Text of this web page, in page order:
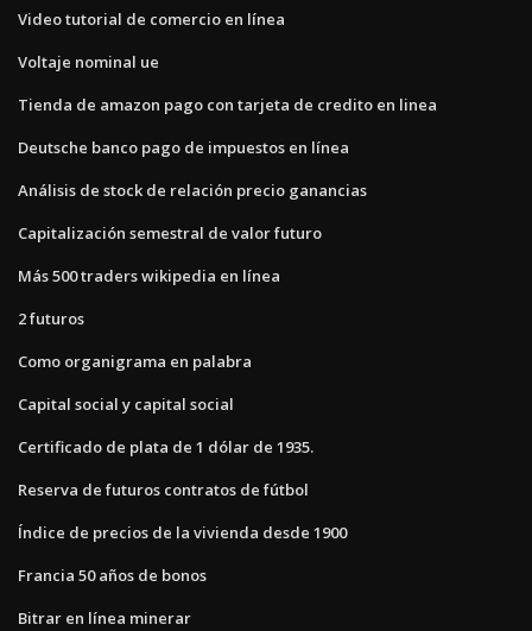
Video tutorial de comercio en línea
Voltaje nominal ue
Tienda de amazon pago con tarjeta de credito en linea
Deutsche banco pago de impuestos en línea
Análisis de stock de relación precio ganancias
Capitalización semestral de valor futuro
Más 500 traders wikipedia en línea
2 futuros
Como organigrama en palabra
Capital social y capital social
Certificado de plata de 1 dólar de 1935.
Reserva de futuros contratos de fútbol
Índice de precios de la vivienda desde 1900
Francia 50 años de bonos
Bitrar en línea minerar